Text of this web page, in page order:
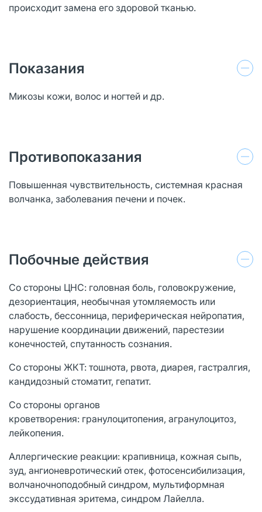
происходит замена его здоровой тканью.
Показания
Микозы кожи, волос и ногтей и др.
Противопоказания
Повышенная чувствительность, системная красная
волчанка, заболевания печени и почек.
Побочные действия
Со стороны ЦНС: головная боль, головокружение,
дезориентация, необычная утомляемость или
слабость, бессонница, периферическая нейропатия,
нарушение координации движений, парестезии
конечностей, спутанность сознания.
Со стороны ЖКТ: тошнота, рвота, диарея, гастралгия,
кандидозный стоматит, гепатит.
Со стороны органов
кроветворения: гранулоцитопения, агранулоцитоз,
лейкопения.
Аллергические реакции: крапивница, кожная сыпь,
зуд, ангионевротический отек, фотосенсибилизация,
волчаночноподобный синдром, мультиформная
экссудативная эритема, синдром Лайелла.